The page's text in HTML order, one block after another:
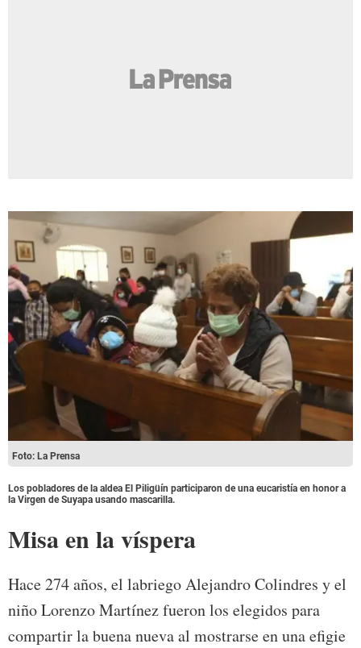
Foto: La Prensa
Los pobladores de la aldea El Piligüín participaron de una eucaristía en honor a
la Virgen de Suyapa usando mascarilla.
Misa en la víspera
Hace 274 años, el labriego Alejandro Colindres y el
niño Lorenzo Martínez fueron los elegidos para
compartir la buena nueva al mostrarse en una efigie